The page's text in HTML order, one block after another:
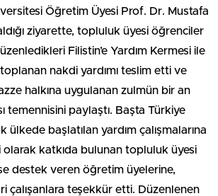
Öğretim Üyesi Prof. Dr. Mustafa
ziyarette, topluluk üyesi öğrenciler
Filistin’e Yardım Kermesi ile
nakdi yardımı teslim etti ve
halkına uygulanan zulmün bir an
temennisini paylaştı. Başta Türkiye
ülkede başlatılan yardım çalışmalarına
katkıda bulunan topluluk üyesi
destek veren öğretim üyelerine,
çalışanlara teşekkür etti. Düzenlenen